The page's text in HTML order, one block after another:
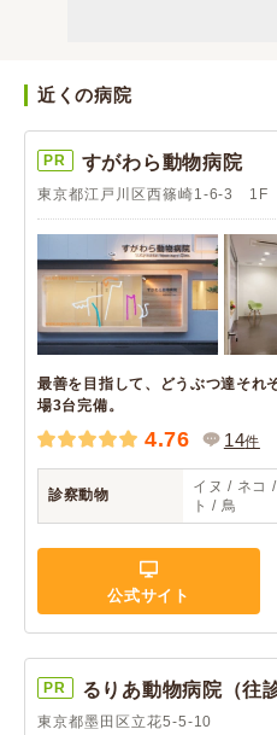
近くの病院
PR すがわら動物病院
東京都江戸川区西篠崎1-6-3 1F
最善を目指して、どうぶつ達それ
場3台完備。
4.76 14件
診察動物
イヌ / ネコ
ト / 鳥
公式サイト
PR るりあ動物病院（往
東京都墨田区立花5-5-10